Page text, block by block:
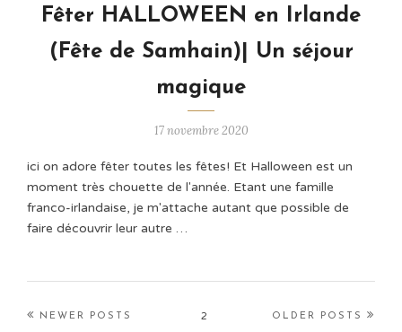
Fêter HALLOWEEN en Irlande
(Fête de Samhain)| Un séjour
magique
17 novembre 2020
ici on adore fêter toutes les fêtes! Et Halloween est un
moment très chouette de l'année. Etant une famille
franco-irlandaise, je m'attache autant que possible de
faire découvrir leur autre …
2
NEWER POSTS OLDER POSTS